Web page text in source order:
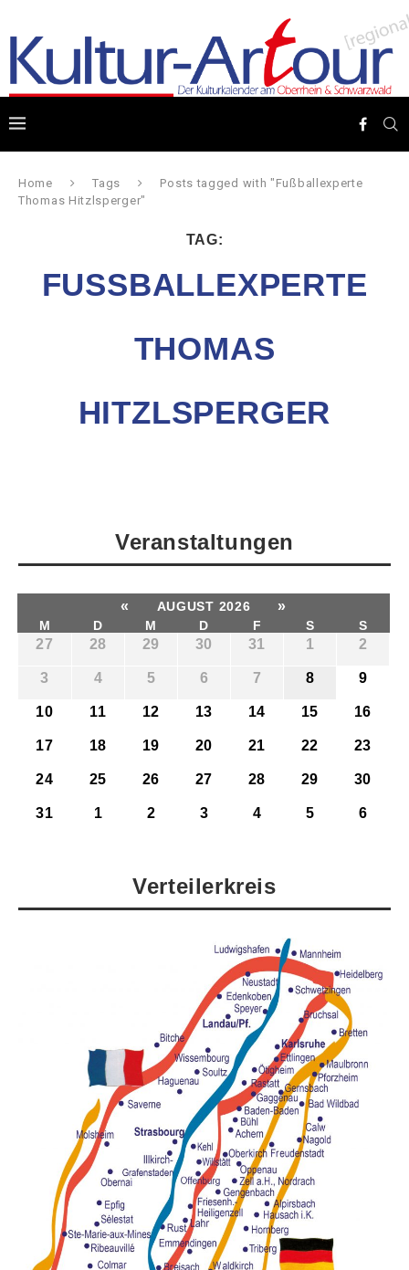
Home Tags
Posts tagged with "Fußballexperte
Thomas Hitzlsperger"
TAG:
FUSSBALLEXPERTE T
HOMAS H
ITZLSPERGER
Veranstaltungen
« AUGUST 2026 »
M D M D F S S
27 28 29 30 31 1 2
3 4 5 6 7 8 9
10 11 12 13 14 15 16
17 18 19 20 21 22 23
24 25 26 27 28 29 30
31 1 2 3 4 5 6
Verteilerkreis